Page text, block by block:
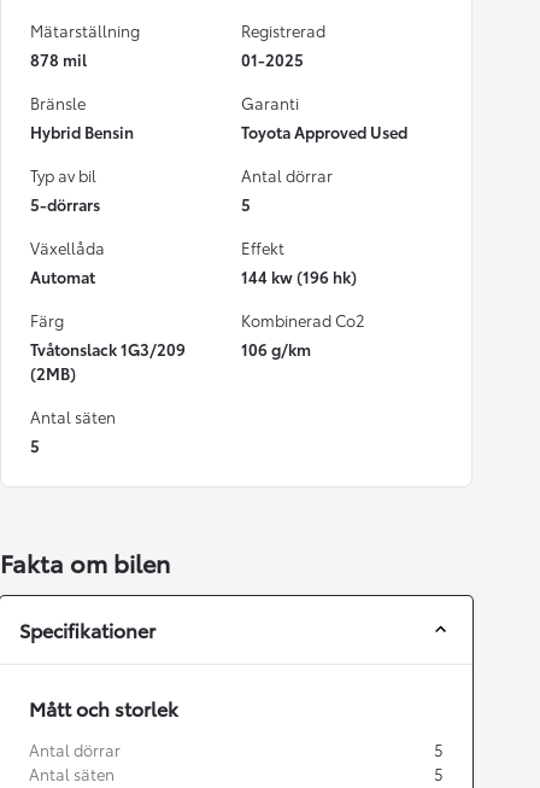
Mätarställning
878 mil
Registrerad
01-2025
Bränsle
Hybrid Bensin
Garanti
Toyota Approved Used
Typ av bil
5-dörrars
Antal dörrar
5
Växellåda
Automat
Effekt
144 kw (196 hk)
Färg
Tvåtonslack 1G3/209
(2MB)
Kombinerad Co2
106 g/km
Antal säten
5
Fakta om bilen
Specifikationer
Mått och storlek
Antal dörrar
5
Antal säten
5